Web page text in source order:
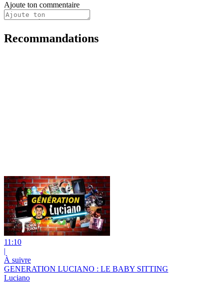
Ajoute ton commentaire
Recommandations
11:10
|
À suivre
GENERATION LUCIANO : LE BABY SITTING
Luciano